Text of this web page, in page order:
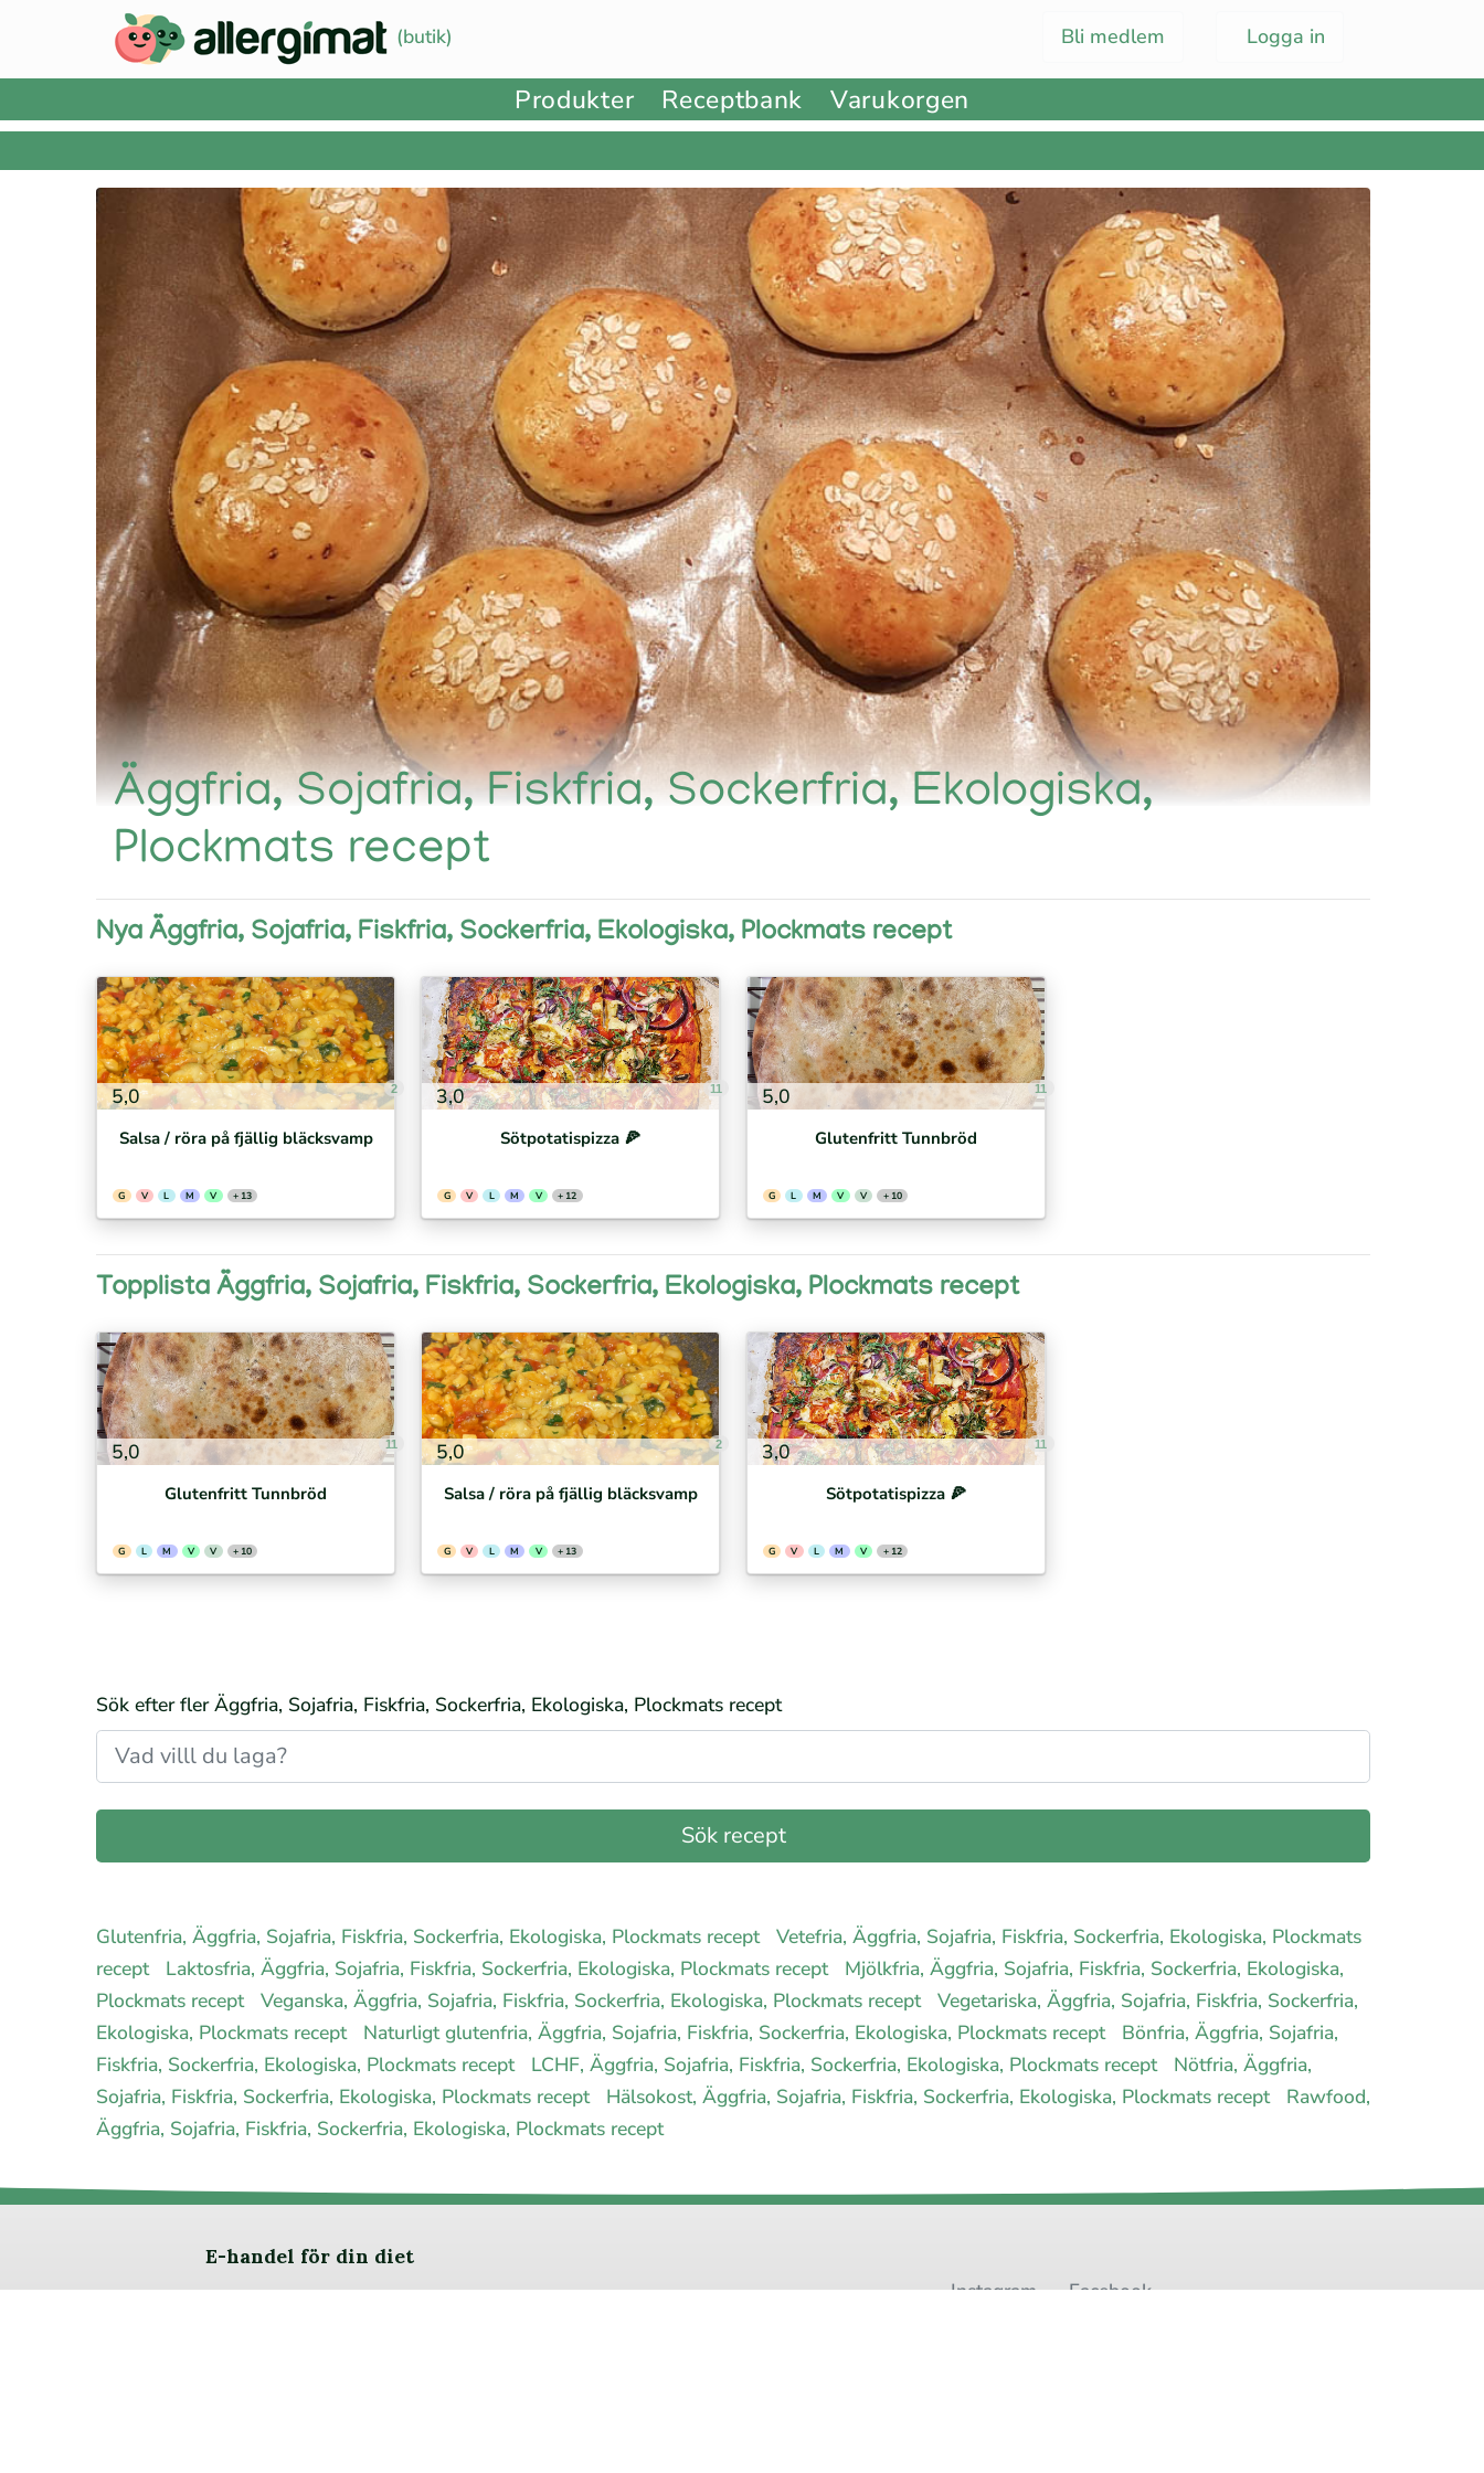
(butik) Logga in
Bli medlem
Produkter Receptbank Varukorgen
Äggfria, Sojafria, Fiskfria, Sockerfria, Ekologiska,
Plockmats recept
Nya Äggfria, Sojafria, Fiskfria, Sockerfria, Ekologiska, Plockmats recept
5,0 2
Salsa / röra på fjällig bläcksvamp
G V L M V + 13
3,0 11
Sötpotatispizza 🍕⁣
G V L M V + 12
5,0 11
Glutenfritt Tunnbröd
G L M V V + 10
Topplista Äggfria, Sojafria, Fiskfria, Sockerfria, Ekologiska, Plockmats recept
5,0 11
Glutenfritt Tunnbröd
G L M V V + 10
5,0 2
Salsa / röra på fjällig bläcksvamp
G V L M V + 13
3,0 11
Sötpotatispizza 🍕⁣
G V L M V + 12
Sök efter fler Äggfria, Sojafria, Fiskfria, Sockerfria, Ekologiska, Plockmats recept
Glutenfria, Äggfria, Sojafria, Fiskfria, Sockerfria, Ekologiska, Plockmats recept Vetefria, Äggfria, Sojafria, Fiskfria, Sockerfria, Ekologiska, Plockmats
recept
Laktosfria, Äggfria, Sojafria, Fiskfria, Sockerfria, Ekologiska, Plockmats recept
Mjölkfria, Äggfria, Sojafria, Fiskfria, Sockerfria, Ekologiska,
Plockmats recept Veganska, Äggfria, Sojafria, Fiskfria, Sockerfria, Ekologiska, Plockmats recept Vegetariska, Äggfria, Sojafria, Fiskfria, Sockerfria,
Ekologiska, Plockmats recept
Naturligt glutenfria, Äggfria, Sojafria, Fiskfria, Sockerfria, Ekologiska, Plockmats recept
Bönfria, Äggfria, Sojafria,
Fiskfria, Sockerfria, Ekologiska, Plockmats recept
LCHF, Äggfria, Sojafria, Fiskfria, Sockerfria, Ekologiska, Plockmats recept
Nötfria, Äggfria,
Sojafria, Fiskfria, Sockerfria, Ekologiska, Plockmats recept
Hälsokost, Äggfria, Sojafria, Fiskfria, Sockerfria, Ekologiska, Plockmats recept
Rawfood,
Äggfria, Sojafria, Fiskfria, Sockerfria, Ekologiska, Plockmats recept
E-handel för din diet
Instagram
Facebook